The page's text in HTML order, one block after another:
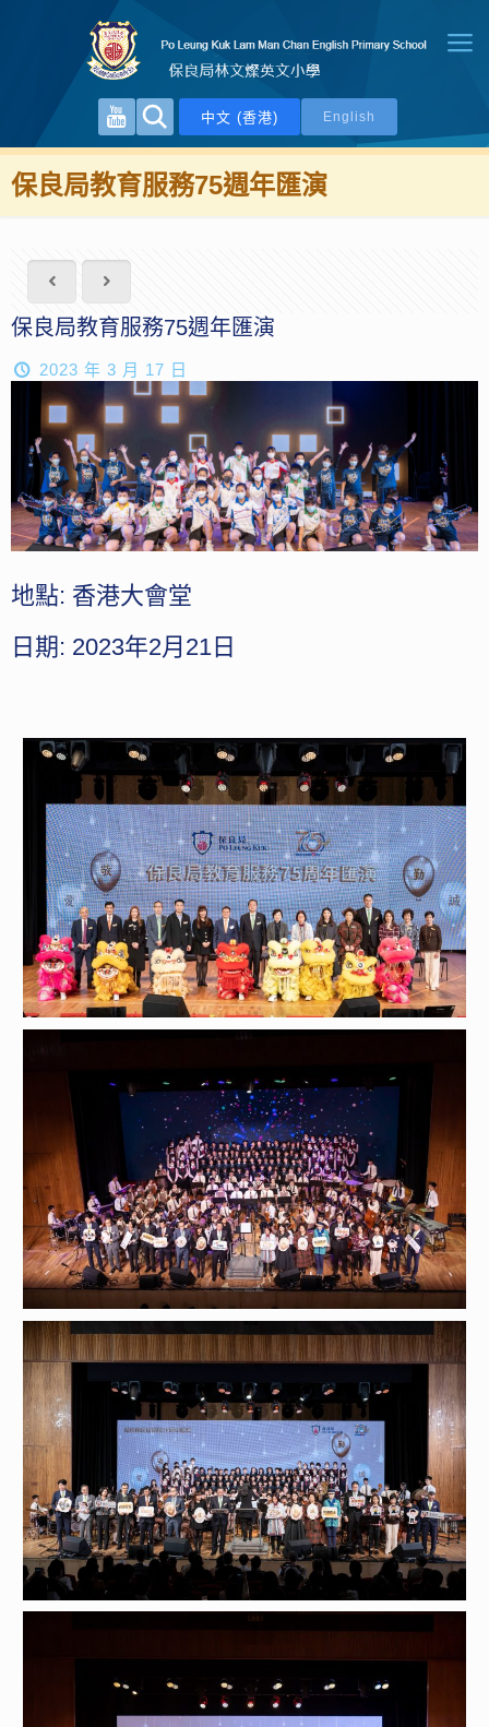
中文 (香港) English
保良局教育服務75週年匯演
保良局教育服務75週年匯演
2023 年 3 月 17 日
地點: 香港大會堂
日期: 2023年2月21日